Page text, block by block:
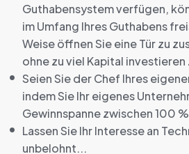
Guthabensystem verfügen,
im Umfang Ihres Guthabens
Weise öffnen Sie eine Tür zu
ohne zu viel Kapital investieren
Seien Sie der Chef Ihres
indem Sie Ihr eigenes
Gewinnspanne zwischen 100
Lassen Sie Ihr Interesse an
unbelohnt...